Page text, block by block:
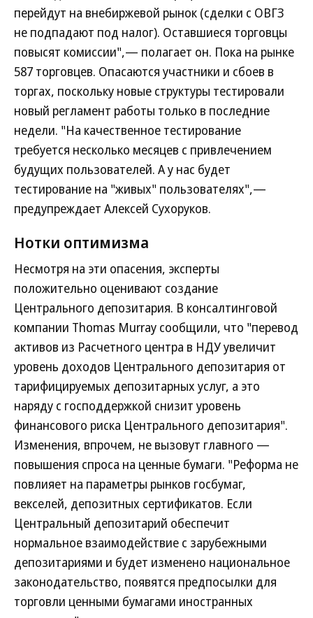
перейдут на внебиржевой рынок (сделки с ОВГЗ
не подпадают под налог). Оставшиеся торговцы
повысят комиссии",— полагает он. Пока на рынке
587 торговцев. Опасаются участники и сбоев в
торгах, поскольку новые структуры тестировали
новый регламент работы только в последние
недели. "На качественное тестирование
требуется несколько месяцев с привлечением
будущих пользователей. А у нас будет
тестирование на "живых" пользователях",—
предупреждает Алексей Сухоруков.
Нотки оптимизма
Несмотря на эти опасения, эксперты
положительно оценивают создание
Центрального депозитария. В консалтинговой
компании Thomas Murray сообщили, что "перевод
активов из Расчетного центра в НДУ увеличит
уровень доходов Центрального депозитария от
тарифицируемых депозитарных услуг, а это
наряду с господдержкой снизит уровень
финансового риска Центрального депозитария".
Изменения, впрочем, не вызовут главного —
повышения спроса на ценные бумаги. "Реформа не
повлияет на параметры рынков госбумаг,
векселей, депозитных сертификатов. Если
Центральный депозитарий обеспечит
нормальное взаимодействие с зарубежными
депозитариями и будет изменено национальное
законодательство, появятся предпосылки для
торговли ценными бумагами иностранных